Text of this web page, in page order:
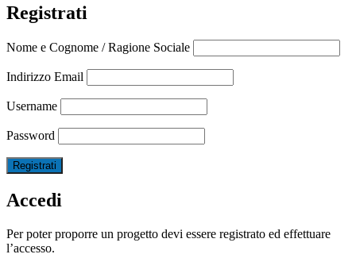
Registrati
Nome e Cognome / Ragione Sociale
Indirizzo Email
Username
Password
Accedi
Per poter proporre un progetto devi essere registrato ed effettuare
l’accesso.